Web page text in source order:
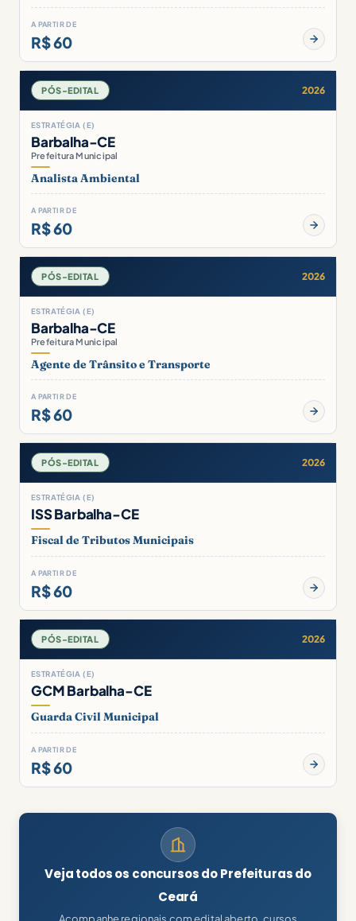
A PARTIR DE
R$ 60
PÓS-EDITAL 2026
ESTRATÉGIA (E)
Barbalha-CE
Prefeitura Municipal
Analista Ambiental
A PARTIR DE
R$ 60
PÓS-EDITAL 2026
ESTRATÉGIA (E)
Barbalha-CE
Prefeitura Municipal
Agente de Trânsito e Transporte
A PARTIR DE
R$ 60
PÓS-EDITAL 2026
ESTRATÉGIA (E)
ISS Barbalha-CE
Fiscal de Tributos Municipais
A PARTIR DE
R$ 60
PÓS-EDITAL 2026
ESTRATÉGIA (E)
GCM Barbalha-CE
Guarda Civil Municipal
A PARTIR DE
R$ 60
Veja todos os concursos do Prefeituras do
Ceará